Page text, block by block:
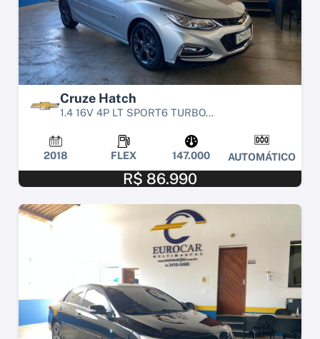
Cruze Hatch
1.4 16V 4P LT SPORT6 TURBO...
2018 FLEX 147.000 AUTOMÁTICO
R$ 86.990